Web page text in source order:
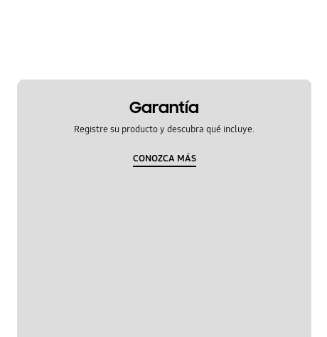
Garantía
Registre su producto y descubra qué incluye.
CONOZCA MÁS